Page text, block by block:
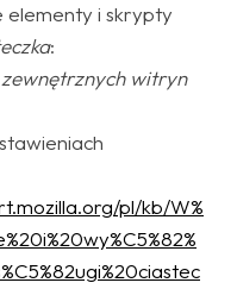
i skrypty
:
zewnętrznych witryn
pl/kb/W%